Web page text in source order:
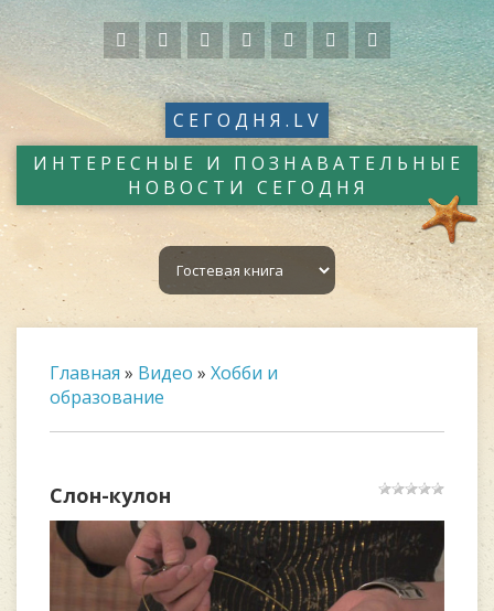
СЕГОДНЯ.LV
ИНТЕРЕСНЫЕ И ПОЗНАВАТЕЛЬНЫЕ
НОВОСТИ СЕГОДНЯ
Главная » Видео » Хобби и
образование
Слон-кулон